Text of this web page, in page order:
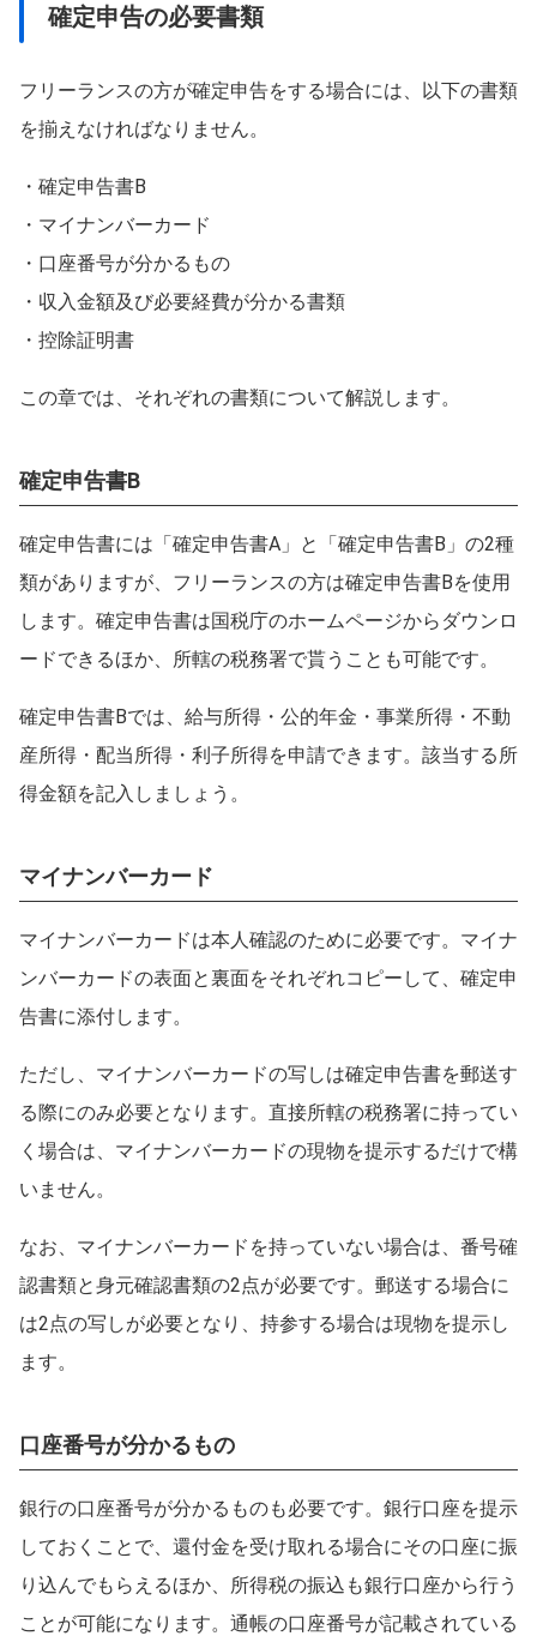
確定申告の必要書類
フリーランスの方が確定申告をする場合には、以下の書類
を揃えなければなりません。
・確定申告書B
・マイナンバーカード
・口座番号が分かるもの
・収入金額及び必要経費が分かる書類
・控除証明書
この章では、それぞれの書類について解説します。
確定申告書B
確定申告書には「確定申告書A」と「確定申告書B」の2種
類がありますが、フリーランスの方は確定申告書Bを使用
します。確定申告書は国税庁のホームページからダウンロ
ードできるほか、所轄の税務署で貰うことも可能です。
確定申告書Bでは、給与所得・公的年金・事業所得・不動
産所得・配当所得・利子所得を申請できます。該当する所
得金額を記入しましょう。
マイナンバーカード
マイナンバーカードは本人確認のために必要です。マイナ
ンバーカードの表面と裏面をそれぞれコピーして、確定申
告書に添付します。
ただし、マイナンバーカードの写しは確定申告書を郵送す
る際にのみ必要となります。直接所轄の税務署に持ってい
く場合は、マイナンバーカードの現物を提示するだけで構
いません。
なお、マイナンバーカードを持っていない場合は、番号確
認書類と身元確認書類の2点が必要です。郵送する場合に
は2点の写しが必要となり、持参する場合は現物を提示し
ます。
口座番号が分かるもの
銀行の口座番号が分かるものも必要です。銀行口座を提示
しておくことで、還付金を受け取れる場合にその口座に振
り込んでもらえるほか、所得税の振込も銀行口座から行う
ことが可能になります。通帳の口座番号が記載されている